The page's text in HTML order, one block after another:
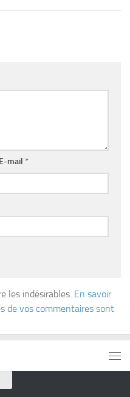
E-mail *
les indésirables. En savoir
de vos commentaires sont